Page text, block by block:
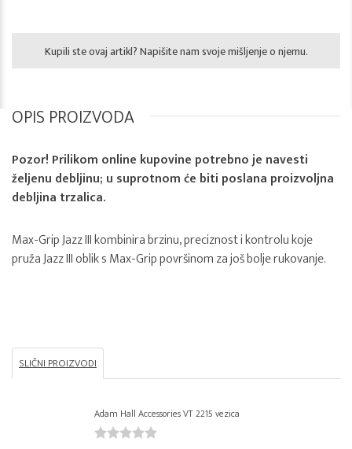
Kupili ste ovaj artikl? Napišite nam svoje mišljenje o njemu.
OPIS PROIZVODA
Pozor! Prilikom online kupovine potrebno je navesti
željenu debljinu; u suprotnom će biti poslana proizvoljna
debljina trzalica.
Max-Grip Jazz III kombinira brzinu, preciznost i kontrolu koje
pruža Jazz III oblik s Max-Grip površinom za još bolje rukovanje.
SLIČNI PROIZVODI
Adam Hall Accessories VT 2215 vezica